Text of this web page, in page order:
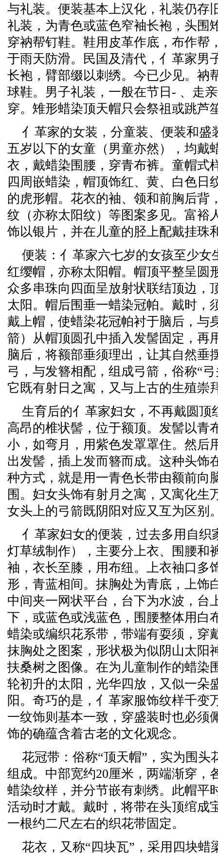
与礼装。便装基本上汉化，礼装仍存
礼装，为青色或蓝色窄袖长袍，头围
穿衲帮钉鞋。鞋用皮革作底，布作帮
于雨天防滑。民国及清代，亻革家男
长袍，臂部缀以刺绣。今已少见。衲
球鞋。男子礼装，一般在节日- 、走
穿。雉形蜡染顶天帽只会祭祖或跳芦
亻革家的女装，分童装、便装和盛
五岁以下的女童（男童亦然），均戴
衣，戴蜡染围腰，穿青布裤。童帽式
四周嵌蜡染，帽顶饰红、黄、白色日
的虎形帽。花衣的袖、领和前胸后背
纹（亦称太阳纹）等图案多见。富裕
饰以银片，并在儿童的胫上配戴挂珠
便装：亻革家六七岁的女孩至少女
红缨帽，亦称太阳帽。帽顶平整呈圆
众多串珠向四面呈放射状联结顶边，
太阳。帽后围垂一蜡染冠帕。戴时，
戴上帽，使蜡染花冠帕衬于脑后，与
箭）从帽顶圆孔中插入发髻固定，再
脑后，将额部垂须理出，让其自然垂
弓，与发簪相配，组成弓箭，俗称“
它既有射日之寓，又与上古的生殖崇
生育后的亻革家妇女，不再戴圆顶
高昂的椎状髻，位于额顶。发髻以青
小，如弯月，用紫色发罩罩住。然后
出发髻，插上发而簪而成。这种头饰
种方式，就是用一青色长带由额前向
围。妇女头饰有射月之寓，又寓化生
女头上的弓箭既阴阳对应又互为区别
亻革家妇女的便装，过去多用自织
灯草绒制作），主要分上衣、围腰和
袖，衣长至膝，用布纽。上衣袖口多
形，青蓝相间。抹胸处为青底，上饰
中间夹一网状平台，台下为水波，台
下，或蓝色或浅蓝色，围腰整体用白
蜡染或编织花系带，带端有耍须，穿
抹胸处之图案，形状极为似阴山太阳
扶桑树之图像。在为儿童制作的蜡染
轮初升的太阳，光华四放，又似一朵
阳。奇巧的是，亻革家服饰纹样千变
一纹饰则基本一致，穿盛装时也必须
饰的确蕴含着古老的文化观念。
花冠带：俗称“顶天帽”，实为围头
组成。中部宽约20厘米，两端渐穿，
蜡染纹样，并分节嵌有刺绣。此帽平
活动时才戴。戴时，将带在头顶绾成
一根约二尺左右的织花带固定。
花衣，又称“四块瓦”，采用四块蜡